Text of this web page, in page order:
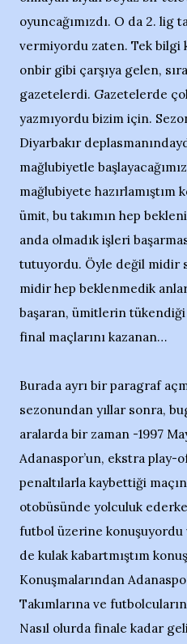
oyuncağımızdı. O da 2. lig
vermiyordu zaten. Tek bilgi
onbir gibi çarşıya gelen,
gazetelerdi. Gazetelerde
yazmıyordu bizim için.
Diyarbakır
mağlubiyetle
mağlubiyete
ümit, bu takımın hep
anda olmadık işleri
tutuyordu. Öyle değil midir
midir hep beklenmedik
başaran, ümitlerin
final maçlarını kazanan…
Burada ayrı bir paragraf
sezonundan yıllar sonra,
aralarda bir zaman -1997
Adanaspor’un, ekstra play-
penaltılarla kaybettiği
otobüsünde yolculuk
futbol üzerine
de kulak kabartmıştım
Konuşmalarından
Takımlarına ve
Nasıl olurda finale kadar